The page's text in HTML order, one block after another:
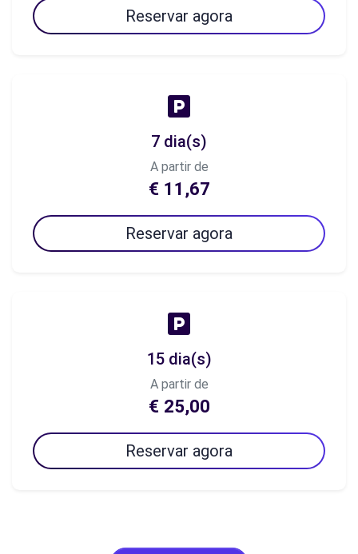
Reservar agora
7 dia(s)
A partir de
€ 11,67
Reservar agora
15 dia(s)
A partir de
€ 25,00
Reservar agora